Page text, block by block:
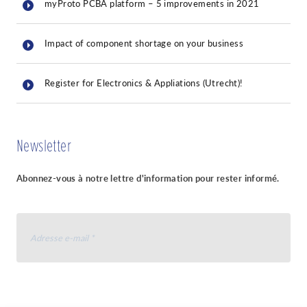
myProto PCBA platform – 5 improvements in 2021
Impact of component shortage on your business
Register for Electronics & Appliations (Utrecht)!
Newsletter
Abonnez-vous à notre lettre d'information pour rester informé.